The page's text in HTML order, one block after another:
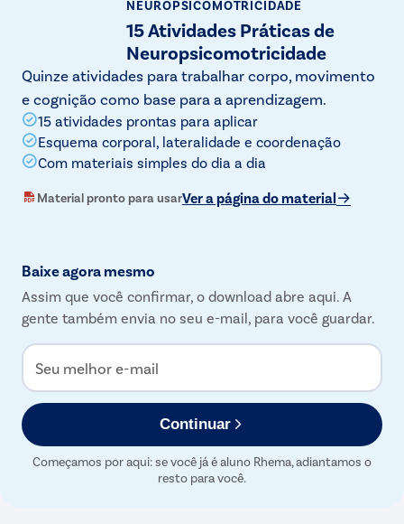
NEUROPSICOMOTRICIDADE
15 Atividades Práticas de
Neuropsicomotricidade
Quinze atividades para trabalhar corpo, movimento
e cognição como base para a aprendizagem.
15 atividades prontas para aplicar
Esquema corporal, lateralidade e coordenação
Com materiais simples do dia a dia
Material pronto para usarVer a página do material
Baixe agora mesmo
Assim que você confirmar, o download abre aqui. A
gente também envia no seu e-mail, para você guardar.
Seu melhor e-mail
Continuar
Começamos por aqui: se você já é aluno Rhema, adiantamos o
resto para você.